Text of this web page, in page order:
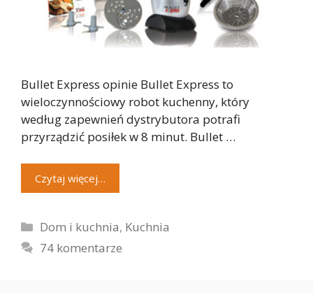
Bullet Express opinie Bullet Express to
wieloczynnościowy robot kuchenny, który
według zapewnień dystrybutora potrafi
przyrządzić posiłek w 8 minut. Bullet …
Czytaj więcej…
Kategorie
Dom i kuchnia, Kuchnia
74 komentarze